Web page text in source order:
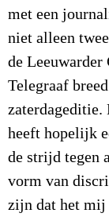
met een
niet alleen
de Leeuwarder
Telegraaf
zaterdageditie.
heeft hopelijk
de strijd tegen
vorm van
zijn dat het mij